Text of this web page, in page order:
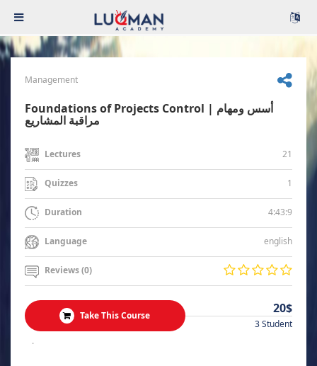
Management
Foundations of Projects Control | أسس ومهام
مراقبة المشاريع
Lectures 21
Quizzes 1
Duration 4:43:9
Language english
Reviews (0)
Take This Course 20$
3 Student
.